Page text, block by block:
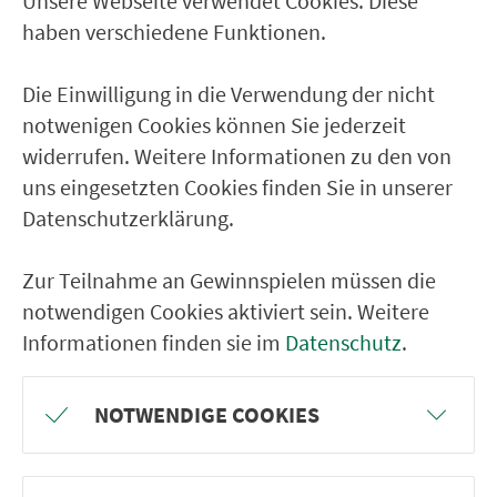
Wohnheim
Erlangen Asgardweg
Sieglitzhof Markuskirche
Erlangen Gedelerstr.
Buckenhof
RÜCKFAHRT
Busbhf. Buckenhof/Spardorf
Buckenhof
Erlangen Gedelerstr.
Sieglitzhof Markuskirche
haben verschiedene Funktionen.
Die Einwilligung in die Verwendung der nicht
notwenigen Cookies können Sie jederzeit
widerrufen. Weitere Informationen zu den von
uns eingesetzten Cookies finden Sie in unserer
Datenschutzerklärung.
Zur Teilnahme an Gewinnspielen müssen die
notwendigen Cookies aktiviert sein. Weitere
Informationen finden sie im Datenschutz.
NOTWENDIGE COOKIES